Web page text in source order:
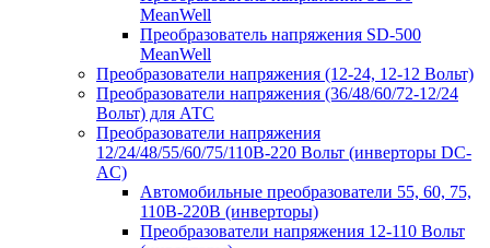
MeanWell
Преобразователь напряжения SD-500
MeanWell
Преобразователи напряжения (12-24, 12-12 Вольт)
Преобразователи напряжения (36/48/60/72-12/24
Вольт) для АТС
Преобразователи напряжения
12/24/48/55/60/75/110В-220 Вольт (инверторы DC-
AC)
Автомобильные преобразователи 55, 60, 75,
110В-220В (инверторы)
Преобразователи напряжения 12-110 Вольт